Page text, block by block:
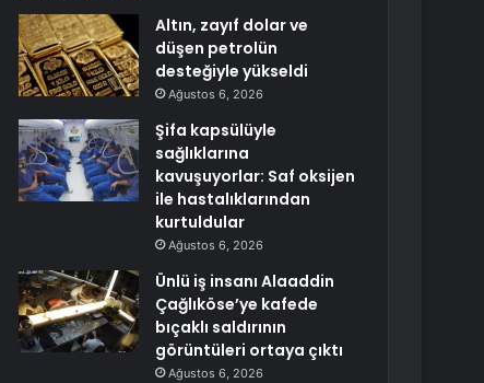
Altın, zayıf dolar ve
düşen petrolün
desteğiyle yükseldi
Ağustos 6, 2026
Şifa kapsülüyle
sağlıklarına
kavuşuyorlar: Saf oksijen
ile hastalıklarından
kurtuldular
Ağustos 6, 2026
Ünlü iş insanı Alaaddin
Çağlıköse’ye kafede
bıçaklı saldırının
görüntüleri ortaya çıktı
Ağustos 6, 2026